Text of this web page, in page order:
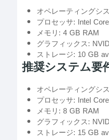
オペレーティングシ
プロセッサ: Intel
メモリ: 4 GB RAM
グラフィックス:
ストレージ: 10 GB
推奨システム要
オペレーティングシ
プロセッサ: Intel
メモリ: 8 GB RAM
グラフィックス:
ストレージ: 15 GB